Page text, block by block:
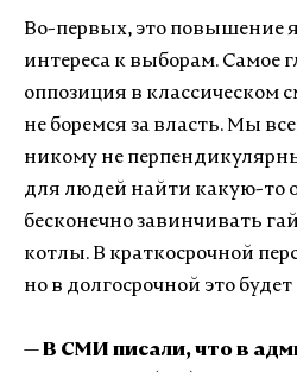
Во-первых, это повышение
интереса к выборам. Самое
оппозиция в классическом
не боремся за власть. Мы
никому не
для людей найти какую-то
бесконечно завинчивать
котлы. В краткосрочной
но в долгосрочной это
— В СМИ писали, что в